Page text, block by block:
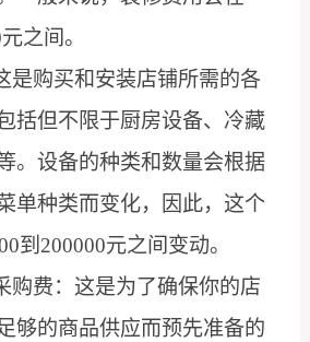
之间。
购买和安装店铺所需的各
括但不限于厨房设备、冷藏
。设备的种类和数量会根据
单种类而变化，因此，这个
到200000元之间变动。
费：这是为了确保你的店
够的商品供应而预先准备的